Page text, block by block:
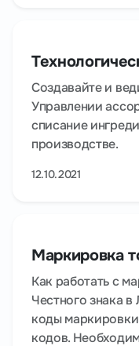
Создавайте и
Управлении
списание
производстве.
12.10.2021
Маркировка
Как работать с
Честного знака
коды
кодов.